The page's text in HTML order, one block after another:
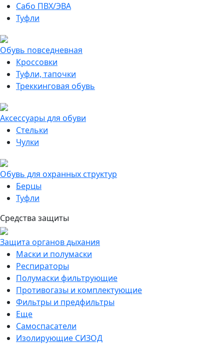
Сабо ПВХ/ЭВА
Туфли
Обувь повседневная
Кроссовки
Туфли, тапочки
Треккинговая обувь
Аксессуары для обуви
Стельки
Чулки
Обувь для охранных структур
Берцы
Туфли
Средства защиты
Защита органов дыхания
Маски и полумаски
Респираторы
Полумаски фильтрующие
Противогазы и комплектующие
Фильтры и предфильтры
Еще
Самоспасатели
Изолирующие СИЗОД